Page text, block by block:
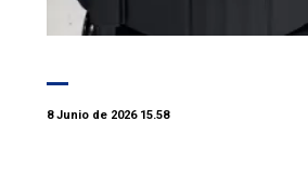
8 Junio de 2026 15.58